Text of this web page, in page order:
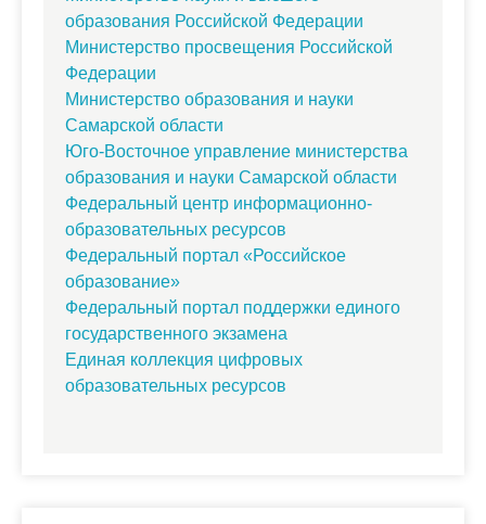
образования Российской Федерации
Министерство просвещения Российской
Федерации
Министерство образования и науки
Самарской области
Юго-Восточное управление министерства
образования и науки Самарской области
Федеральный центр информационно-
образовательных ресурсов
Федеральный портал «Российское
образование»
Федеральный портал поддержки единого
государственного экзамена
Единая коллекция цифровых
образовательных ресурсов